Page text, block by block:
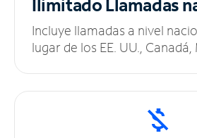
IlimitadoLlamadas
Incluye llamadas a nivel
lugar de los EE. UU., Canadá,